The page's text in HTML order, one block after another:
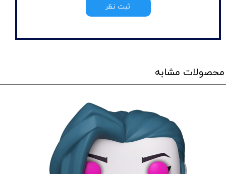
ثبت نظر
محصولات مشابه